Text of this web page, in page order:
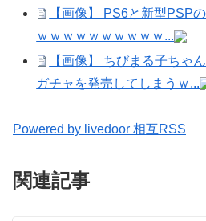
【画像】 PS6と新型PSP
ｗｗｗｗｗｗｗｗｗｗ...
【画像】 ちびまる子ちゃ
ガチャを発売してしまうｗ...
Powered by livedoor 相互RSS
関連記事